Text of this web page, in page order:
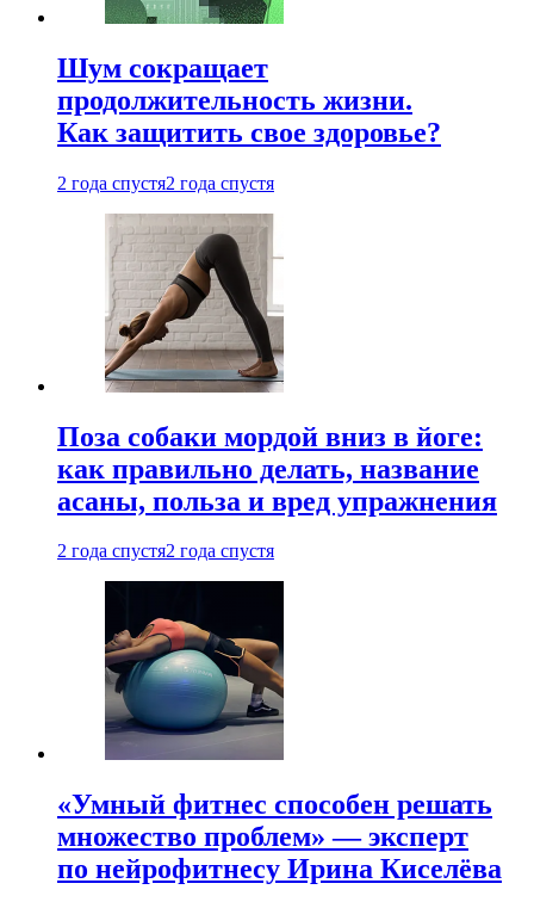
Шум сокращает
продолжительность жизни.
Как защитить свое здоровье?
2 года спустя2 года спустя
Поза собаки мордой вниз в йоге:
как правильно делать, название
асаны, польза и вред упражнения
2 года спустя2 года спустя
«Умный фитнес способен решать
множество проблем» — эксперт
по нейрофитнесу Ирина Киселёва